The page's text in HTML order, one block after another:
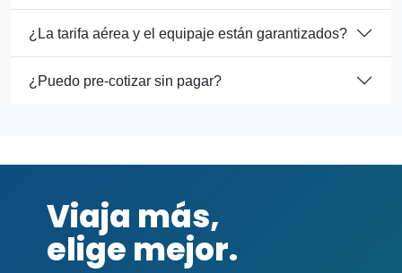
¿La tarifa aérea y el equipaje están garantizados?
¿Puedo pre-cotizar sin pagar?
Viaja más,
elige mejor.